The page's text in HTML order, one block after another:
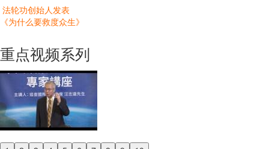
法轮功创始人发表
《为什么要救度众生》
重点视频系列